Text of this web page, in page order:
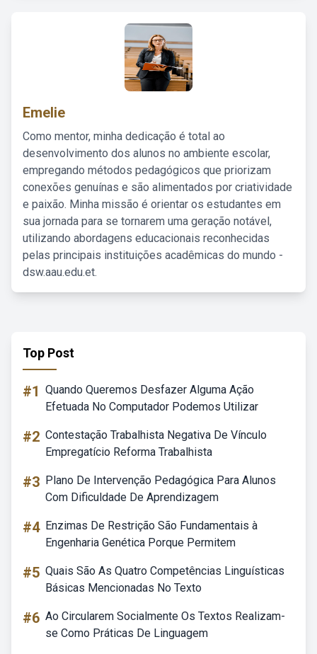
Emelie
Como mentor, minha dedicação é total ao
desenvolvimento dos alunos no ambiente escolar,
empregando métodos pedagógicos que priorizam
conexões genuínas e são alimentados por criatividade
e paixão. Minha missão é orientar os estudantes em
sua jornada para se tornarem uma geração notável,
utilizando abordagens educacionais reconhecidas
pelas principais instituições acadêmicas do mundo -
dsw.aau.edu.et.
Top Post
#1 Quando Queremos Desfazer Alguma Ação
Efetuada No Computador Podemos Utilizar
#2 Contestação Trabalhista Negativa De Vínculo
Empregatício Reforma Trabalhista
#3 Plano De Intervenção Pedagógica Para Alunos
Com Dificuldade De Aprendizagem
#4 Enzimas De Restrição São Fundamentais à
Engenharia Genética Porque Permitem
#5 Quais São As Quatro Competências Linguísticas
Básicas Mencionadas No Texto
#6 Ao Circularem Socialmente Os Textos Realizam-
se Como Práticas De Linguagem